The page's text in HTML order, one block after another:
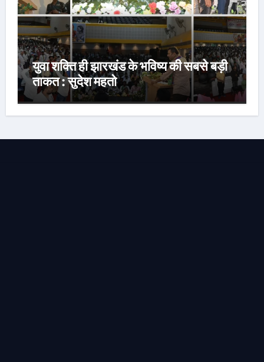
युवा शक्ति ही झारखंड के भविष्य की सबसे बड़ी
ताकत : सुदेश महतो